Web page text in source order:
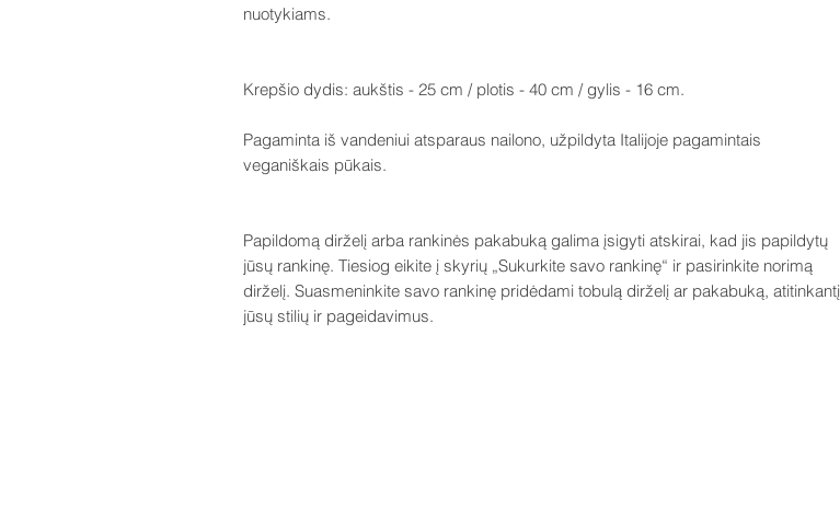
nuotykiams.
Krepšio dydis: aukštis - 25 cm / plotis - 40 cm / gylis - 16 cm.
Pagaminta iš vandeniui atsparaus nailono, užpildyta Italijoje pagamintais
veganiškais pūkais.
Papildomą dirželį arba rankinės pakabuką galima įsigyti atskirai, kad jis papildytų
jūsų rankinę. Tiesiog eikite į skyrių „Sukurkite savo rankinę“ ir pasirinkite norimą
dirželį. Suasmeninkite savo rankinę pridėdami tobulą dirželį ar pakabuką, atitinkantį
jūsų stilių ir pageidavimus.